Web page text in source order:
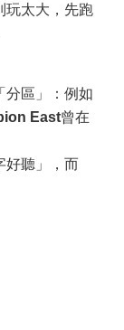
玩太大，先跑
分區」：例如
East曾在
好聽」，而